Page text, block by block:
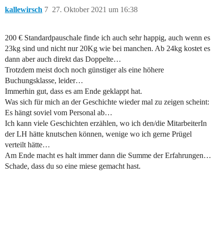
kallewirsch 27. Oktober 2021 um 16:38
7
200 € Standardpauschale finde ich auch sehr happig, auch wenn es
23kg sind und nicht nur 20Kg wie bei manchen. Ab 24kg kostet es
dann aber auch direkt das Doppelte…
Trotzdem meist doch noch günstiger als eine höhere
Buchungsklasse, leider…
Immerhin gut, dass es am Ende geklappt hat.
Was sich für mich an der Geschichte wieder mal zu zeigen scheint:
Es hängt soviel vom Personal ab…
Ich kann viele Geschichten erzählen, wo ich den/die MitarbeiterIn
der LH hätte knutschen können, wenige wo ich gerne Prügel
verteilt hätte…
Am Ende macht es halt immer dann die Summe der Erfahrungen…
Schade, dass du so eine miese gemacht hast.